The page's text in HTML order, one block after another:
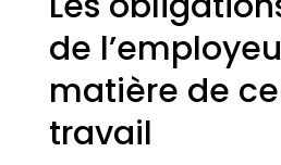
de
matière de
travail